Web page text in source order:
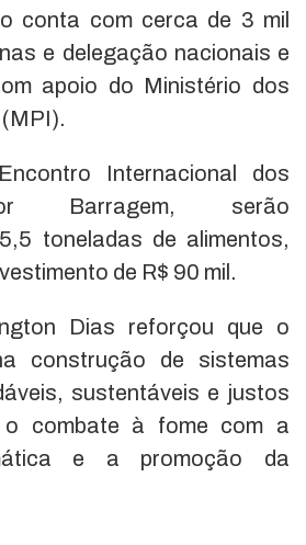
conta com cerca de 3 mil
e delegação nacionais e
apoio do Ministério dos
Internacional dos
Barragem, serão
toneladas de alimentos,
de R$ 90 mil.
Dias reforçou que o
construção de sistemas
sustentáveis e justos
o combate à fome com a
e a promoção da